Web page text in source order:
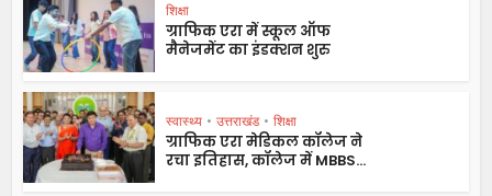
शिक्षा
ग्राफिक एरा में स्कूल ऑफ
मैनेजमेंट का इंडक्शन शुरु
स्वास्थ्य • उत्तराखंड • शिक्षा
ग्राफिक एरा मेडिकल कॉलेज ने
रचा इतिहास, कॉलेज में MBBS...